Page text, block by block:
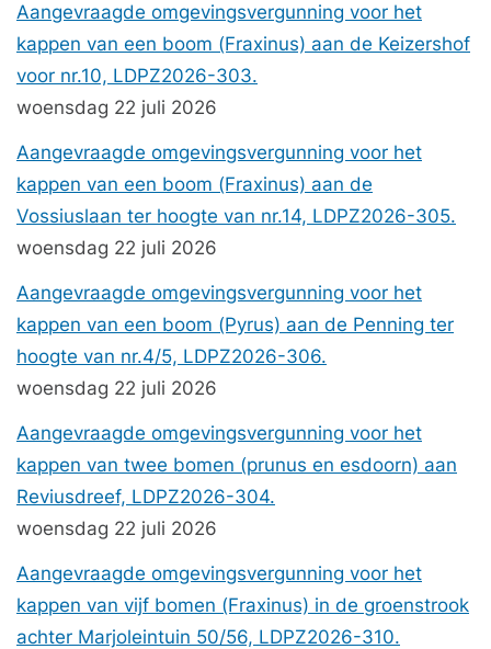
Aangevraagde omgevingsvergunning voor het
kappen van een boom (Fraxinus) aan de Keizershof
voor nr.10, LDPZ2026-303.
woensdag 22 juli 2026
Aangevraagde omgevingsvergunning voor het
kappen van een boom (Fraxinus) aan de
Vossiuslaan ter hoogte van nr.14, LDPZ2026-305.
woensdag 22 juli 2026
Aangevraagde omgevingsvergunning voor het
kappen van een boom (Pyrus) aan de Penning ter
hoogte van nr.4/5, LDPZ2026-306.
woensdag 22 juli 2026
Aangevraagde omgevingsvergunning voor het
kappen van twee bomen (prunus en esdoorn) aan
Reviusdreef, LDPZ2026-304.
woensdag 22 juli 2026
Aangevraagde omgevingsvergunning voor het
kappen van vijf bomen (Fraxinus) in de groenstrook
achter Marjoleintuin 50/56, LDPZ2026-310.